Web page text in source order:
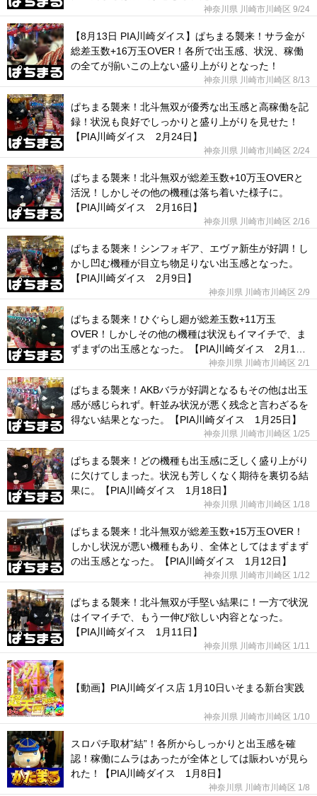
神奈川県 川崎市川崎区 9/24
【8月13日 PIA川崎ダイス】ぱちまる襲来！サラ金が
総差玉数+16万玉OVER！各所で出玉感、状況、稼働
の全てが揃いこの上ない盛り上がりとなった！
神奈川県 川崎市川崎区 8/13
ぱちまる襲来！北斗無双が優秀な出玉感と高稼働を記
録！状況も良好でしっかりと盛り上がりを見せた！
【PIA川崎ダイス 2月24日】
神奈川県 川崎市川崎区 2/24
ぱちまる襲来！北斗無双が総差玉数+10万玉OVERと
活況！しかしその他の機種は落ち着いた様子に。
【PIA川崎ダイス 2月16日】
神奈川県 川崎市川崎区 2/16
ぱちまる襲来！シンフォギア、エヴァ新生が好調！し
かし凹む機種が目立ち物足りない出玉感となった。
【PIA川崎ダイス 2月9日】
神奈川県 川崎市川崎区 2/9
ぱちまる襲来！ひぐらし廻が総差玉数+11万玉
OVER！しかしその他の機種は状況もイマイチで、ま
ずまずの出玉感となった。【PIA川崎ダイス 2月1
神奈川県 川崎市川崎区 2/1
ぱちまる襲来！AKBバラが好調となるもその他は出玉
感が感じられず。軒並み状況が悪く残念と言わざるを
得ない結果となった。【PIA川崎ダイス 1月25日】
神奈川県 川崎市川崎区 1/25
ぱちまる襲来！どの機種も出玉感に乏しく盛り上がり
に欠けてしまった。状況も芳しくなく期待を裏切る結
果に。【PIA川崎ダイス 1月18日】
神奈川県 川崎市川崎区 1/18
ぱちまる襲来！北斗無双が総差玉数+15万玉OVER！
しかし状況が悪い機種もあり、全体としてはまずまず
の出玉感となった。【PIA川崎ダイス 1月12日】
神奈川県 川崎市川崎区 1/12
ぱちまる襲来！北斗無双が手堅い結果に！一方で状況
はイマイチで、もう一伸び欲しい内容となった。
【PIA川崎ダイス 1月11日】
神奈川県 川崎市川崎区 1/11
【動画】PIA川崎ダイス店 1月10日いそまる新台実践
神奈川県 川崎市川崎区 1/10
スロパチ取材”結”！各所からしっかりと出玉感を確
認！稼働にムラはあったが全体としては賑わいが見ら
れた！【PIA川崎ダイス 1月8日】
神奈川県 川崎市川崎区 1/8